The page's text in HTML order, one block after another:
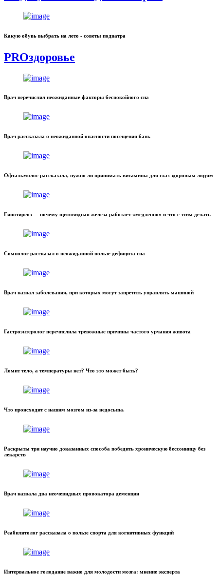
Какую обувь выбрать на лето - советы подиатра
PROздоровье
Врач перечислил неожиданные факторы беспокойного сна
Врач рассказала о неожиданной опасности посещения бань
Офтальмолог рассказала, нужно ли принимать витамины для глаз здоровым людям
Гипотиреоз — почему щитовидная железа работает «медленно» и что с этим делать
Сомнолог рассказал о неожиданной пользе дефицита сна
Врач назвал заболевания, при которых могут запретить управлять машиной
Гастроэнтеролог перечислила тревожные причины частого урчания живота
Ломит тело, а температуры нет? Что это может быть?
Что происходит с нашим мозгом из-за недосыпа.
Раскрыты три научно доказанных способа победить хроническую бессонницу без
лекарств
Врач назвала два неочевидных провокатора деменции
Реабилитолог рассказала о пользе спорта для когнитивных функций
Интервальное голодание важно для молодости мозга: мнение эксперта